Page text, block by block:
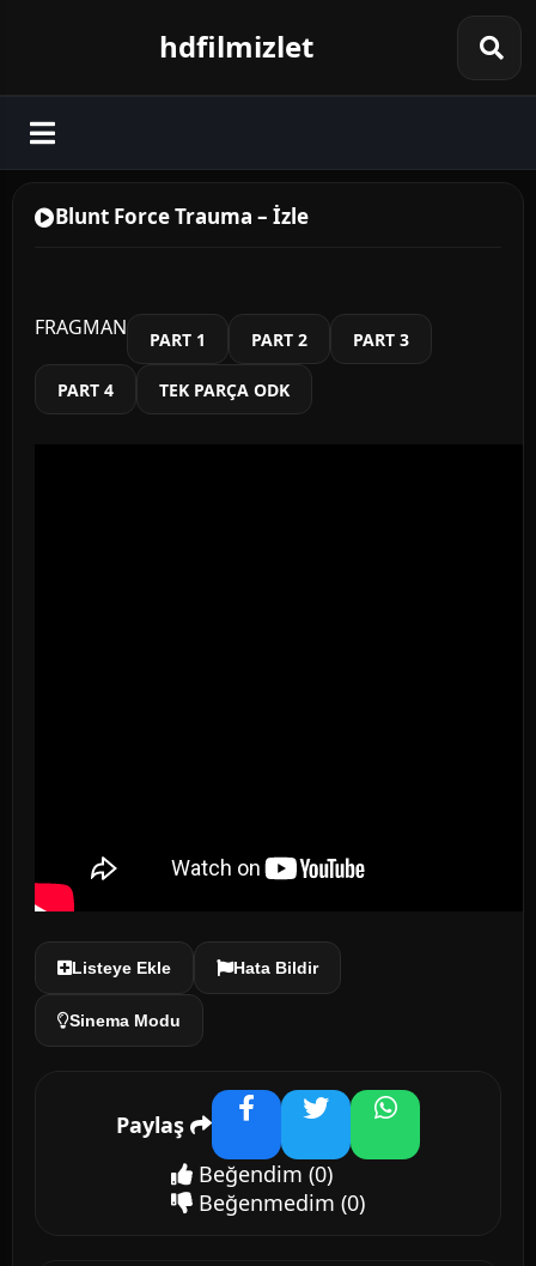
hdfilmizlet
Blunt Force Trauma – İzle
FRAGMAN PART 1 PART 2 PART 3
PART 4 TEK PARÇA ODK
Listeye Ekle Hata Bildir
Sinema Modu
Paylaş FacebookTwitterWhatsApp
Beğendim (0)
Beğenmedim (0)